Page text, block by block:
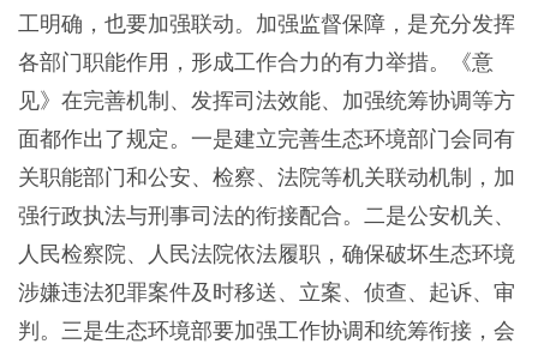
工明确，也要加强联动。加强监督保障，是充分发挥
各部门职能作用，形成工作合力的有力举措。《意
见》在完善机制、发挥司法效能、加强统筹协调等方
面都作出了规定。一是建立完善生态环境部门会同有
关职能部门和公安、检察、法院等机关联动机制，加
强行政执法与刑事司法的衔接配合。二是公安机关、
人民检察院、人民法院依法履职，确保破坏生态环境
涉嫌违法犯罪案件及时移送、立案、侦查、起诉、审
判。三是生态环境部要加强工作协调和统筹衔接，会